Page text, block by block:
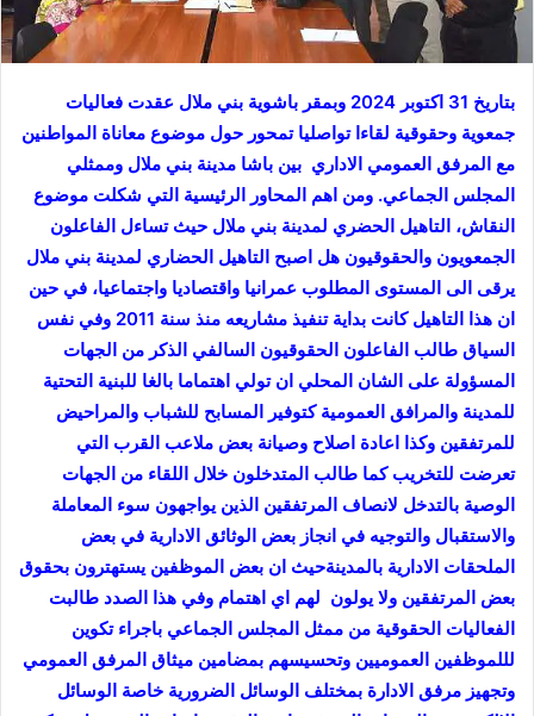
بتاريخ 31 اكتوبر 2024 وبمقر باشوية بني ملال عقدت فعاليات
جمعوية وحقوقية لقاءا تواصليا تمحور حول موضوع معاناة المواطنين
مع المرفق العمومي الاداري بين باشا مدينة بني ملال وممثلي
المجلس الجماعي. ومن اهم المحاور الرئيسية التي شكلت موضوع
النقاش، التاهيل الحضري لمدينة بني ملال حيث تساءل الفاعلون
الجمعويون والحقوقيون هل اصبح التاهيل الحضاري لمدينة بني ملال
يرقى الى المستوى المطلوب عمرانيا واقتصاديا واجتماعيا، في حين
ان هذا التاهيل كانت بداية تنفيذ مشاريعه منذ سنة 2011 وفي نفس
السياق طالب الفاعلون الحقوقيون السالفي الذكر من الجهات
المسؤولة على الشان المحلي ان تولي اهتماما بالغا للبنية التحتية
للمدينة والمرافق العمومية كتوفير المسابح للشباب والمراحيض
للمرتفقين وكذا اعادة اصلاح وصيانة بعض ملاعب القرب التي
تعرضت للتخريب كما طالب المتدخلون خلال اللقاء من الجهات
الوصية بالتدخل لانصاف المرتفقين الذين يواجهون سوء المعاملة
والاستقبال والتوجيه في انجاز بعض الوثائق الادارية في بعض
الملحقات الادارية بالمدينةحيث ان بعض الموظفين يستهترون بحقوق
بعض المرتفقين ولا يولون لهم اي اهتمام وفي هذا الصدد طالبت
الفعاليات الحقوقية من ممثل المجلس الجماعي باجراء تكوين
لللموظفين العموميين وتحسيسهم بمضامين ميثاق المرفق العمومي
وتجهيز مرفق الادارة بمختلف الوسائل الضرورية خاصة الوسائل